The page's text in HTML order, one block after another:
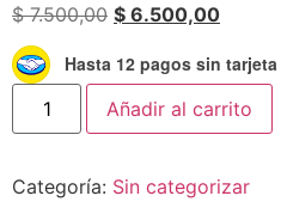
$7.500,00 $ 6.500,00
Hasta 12 pagos sin tarjeta
Añadir al carrito
Categoría: Sin categorizar